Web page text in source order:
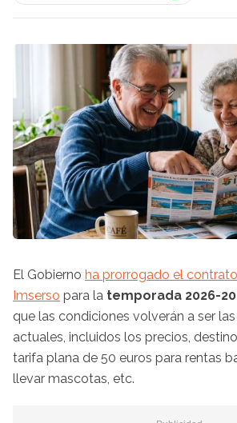
El Gobierno ha prorrogado el
Imserso para la temporada 2026-
que las condiciones volverán a ser
actuales, incluidos los precios,
tarifa plana de 50 euros para rentas
llevar mascotas, etc.